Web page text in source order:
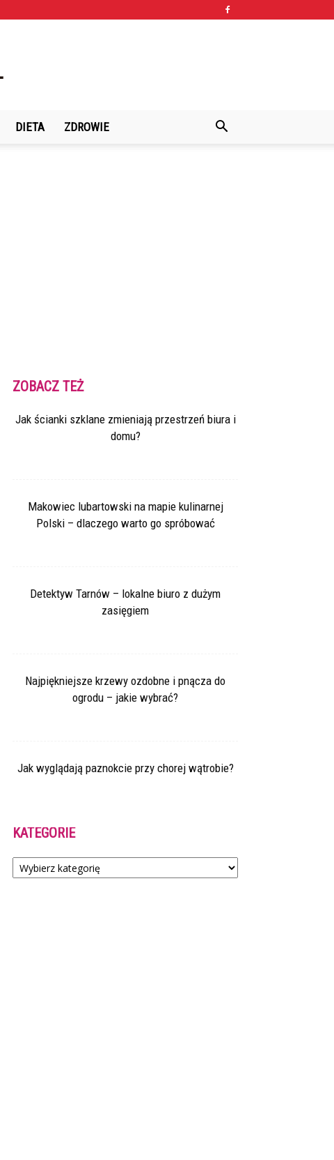
DIETA ZDROWIE
ZOBACZ TEŻ
Jak ścianki szklane zmieniają przestrzeń biura i
domu?
Makowiec lubartowski na mapie kulinarnej
Polski – dlaczego warto go spróbować
Detektyw Tarnów – lokalne biuro z dużym
zasięgiem
Najpiękniejsze krzewy ozdobne i pnącza do
ogrodu – jakie wybrać?
Jak wyglądają paznokcie przy chorej wątrobie?
KATEGORIE
Kategorie